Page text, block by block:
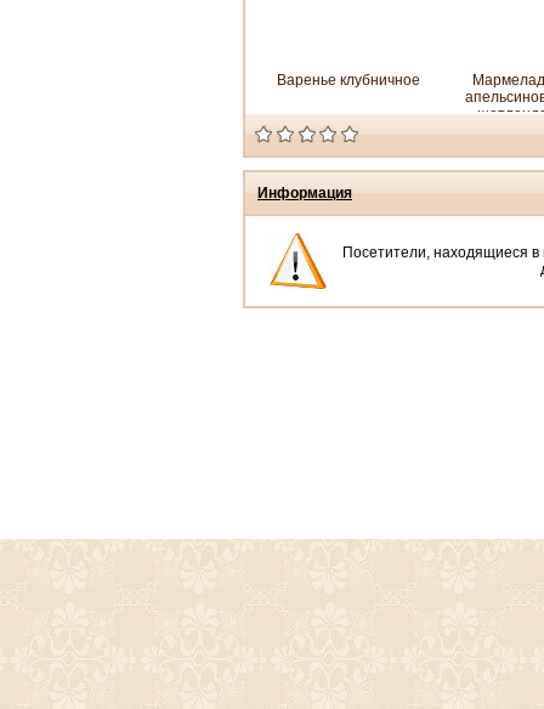
Варенье клубничное
Информация
Посетители, находящиеся в